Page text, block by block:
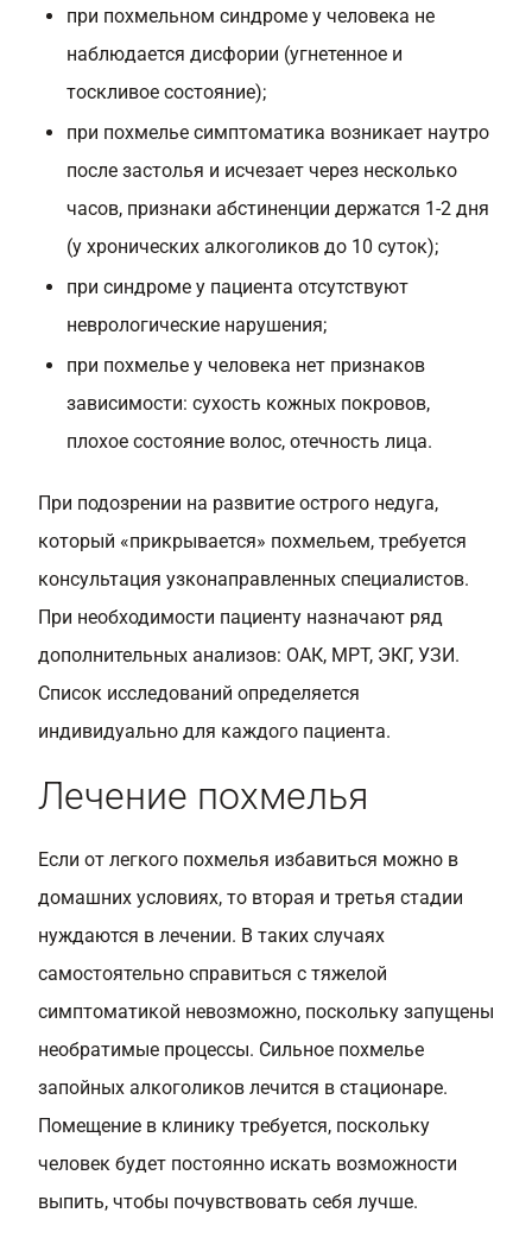
при похмельном синдроме у человека не
наблюдается дисфории (угнетенное и
тоскливое состояние);
при похмелье симптоматика возникает наутро
после застолья и исчезает через несколько
часов, признаки абстиненции держатся 1-2 дня
(у хронических алкоголиков до 10 суток);
при синдроме у пациента отсутствуют
неврологические нарушения;
при похмелье у человека нет признаков
зависимости: сухость кожных покровов,
плохое состояние волос, отечность лица.
При подозрении на развитие острого недуга,
который «прикрывается» похмельем, требуется
консультация узконаправленных специалистов.
При необходимости пациенту назначают ряд
дополнительных анализов: ОАК, МРТ, ЭКГ, УЗИ.
Список исследований определяется
индивидуально для каждого пациента.
Лечение похмелья
Если от легкого похмелья избавиться можно в
домашних условиях, то вторая и третья стадии
нуждаются в лечении. В таких случаях
самостоятельно справиться с тяжелой
симптоматикой невозможно, поскольку запущены
необратимые процессы. Сильное похмелье
запойных алкоголиков лечится в стационаре.
Помещение в клинику требуется, поскольку
человек будет постоянно искать возможности
выпить, чтобы почувствовать себя лучше.